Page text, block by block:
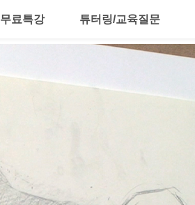
무료특강 튜터링/교육질문